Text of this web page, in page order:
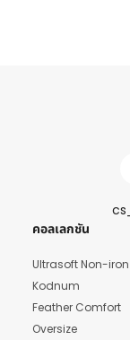
คอลเลกชัน
Ultrasoft Non-iron
Kodnum
Feather Comfort
Oversize